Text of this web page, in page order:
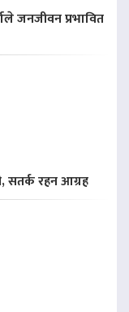
जनजीवन प्रभावित
सतर्क रहन आग्रह